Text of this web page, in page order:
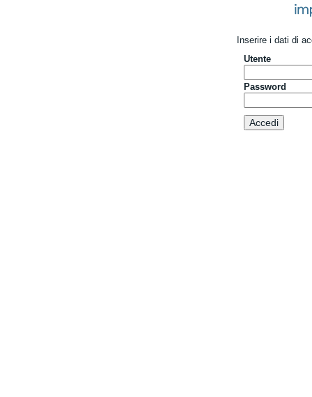
Inserire i dati di
Utente
Password